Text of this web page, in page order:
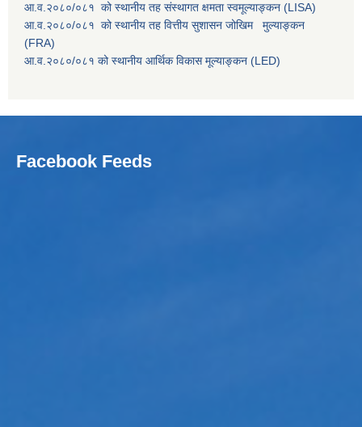
आ.व.२०८०/०८१ को स्थानीय तह संस्थागत क्षमता स्वमूल्याङ्कन (LISA)
आ.व.२०८०/०८१ को स्थानीय तह वित्तीय सुशासन जोखिम मुल्याङ्कन
(FRA)
आ.व.२०८०/०८१ को स्थानीय आर्थिक विकास मूल्याङ्कन (LED)
Facebook Feeds